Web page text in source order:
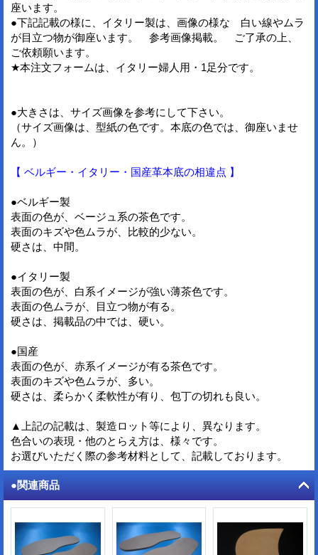
座います。
●下記記載の様に、イタリー製は、画像の様な 白い線やムラ
が目立つ物が御座います。 参考画像掲載。 ご了承の上、
ご依頼願います。
★本注文フォームは、イタリー婦人用・1足分です。
●大きさは、サイズ画像を参考にして下さい。
（サイズ画像は、型紙の色です。本底の色では、御座いませ
ん。）
【 ベルギー・イタリー・国産革本底の相違点 】
●ベルギー製
表面の色が、ベージュ系の茶色です。
表面のキズや色ムラが、比較的少ない。
硬さは、中間。
●イタリー製
表面の色が、白系イメージが強い薄茶色です。
表面の色ムラが、目立つ物が有る。
硬さは、掲載品の中では、硬い。
●国産
表面の色が、赤系イメージが有る茶色です。
表面のキズや色ムラが、多い。
硬さは、柔らかく柔軟性が有り、包丁の切れも良い。
▲上記の記載は、製造ロット等により、異なります。
色合いの表現・他のとらえ方は、様々です。
お選びいただく際の参考材料として、記載しております。
●関連商品